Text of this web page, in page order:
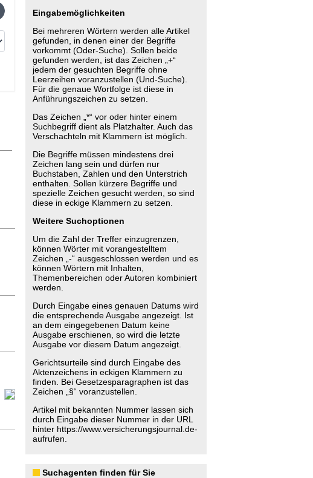
Eingabemöglichkeiten
Bei mehreren Wörtern werden alle Artikel
gefunden, in denen einer der Begriffe
vorkommt (Oder-Suche). Sollen beide
gefunden werden, ist das Zeichen „+“
jedem der gesuchten Begriffe ohne
Leerzeihen voranzustellen (Und-Suche).
Für die genaue Wortfolge ist diese in
Anführungszeichen zu setzen.
Das Zeichen „*“ vor oder hinter einem
Suchbegriff dient als Platzhalter. Auch das
Verschachteln mit Klammern ist möglich.
Die Begriffe müssen mindestens drei
Zeichen lang sein und dürfen nur
Buchstaben, Zahlen und den Unterstrich
enthalten. Sollen kürzere Begriffe und
spezielle Zeichen gesucht werden, so sind
diese in eckige Klammern zu setzen.
Weitere Suchoptionen
Um die Zahl der Treffer einzugrenzen,
können Wörter mit vorangestelltem
Zeichen „-“ ausgeschlossen werden und es
können Wörtern mit Inhalten,
Themenbereichen oder Autoren kombiniert
werden.
Durch Eingabe eines genauen Datums wird
die entsprechende Ausgabe angezeigt. Ist
an dem eingegebenen Datum keine
Ausgabe erschienen, so wird die letzte
Ausgabe vor diesem Datum angezeigt.
Gerichtsurteile sind durch Eingabe des
Aktenzeichens in eckigen Klammern zu
finden. Bei Gesetzesparagraphen ist das
Zeichen „§“ voranzustellen.
Artikel mit bekannten Nummer lassen sich
durch Eingabe dieser Nummer in der URL
hinter https://www.versicherungsjournal.de-
aufrufen.
Suchagenten finden für Sie